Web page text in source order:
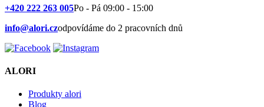
+420 222 263 005Po - Pá 09:00 - 15:00
info@alori.czodpovídáme do 2 pracovních dnů
ALORI
Produkty alori
Blog